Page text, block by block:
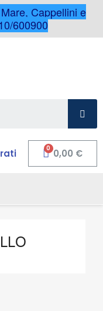
Cappellini e
600900
0,00 €